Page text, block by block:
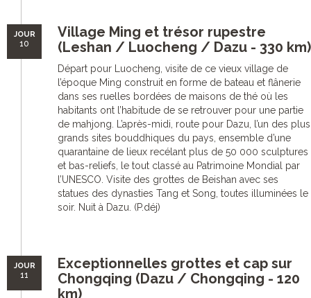
JOUR
10
Village Ming et trésor rupestre
(Leshan / Luocheng / Dazu - 330 km)
Départ pour Luocheng, visite de ce vieux village de
l’époque Ming construit en forme de bateau et flânerie
dans ses ruelles bordées de maisons de thé où les
habitants ont l’habitude de se retrouver pour une partie
de mahjong. L’après-midi, route pour Dazu, l’un des plus
grands sites bouddhiques du pays, ensemble d’une
quarantaine de lieux recélant plus de 50 000 sculptures
et bas-reliefs, le tout classé au Patrimoine Mondial par
l’UNESCO. Visite des grottes de Beishan avec ses
statues des dynasties Tang et Song, toutes illuminées le
soir. Nuit à Dazu. (P.déj)
JOUR
11
Exceptionnelles grottes et cap sur
Chongqing (Dazu / Chongqing - 120
km)